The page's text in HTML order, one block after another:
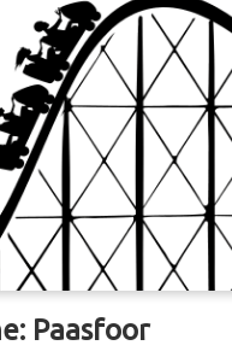
Paasfoor